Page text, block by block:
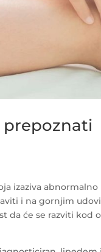
prepoznati
izaziva
i na gornjim
da će se razviti kod